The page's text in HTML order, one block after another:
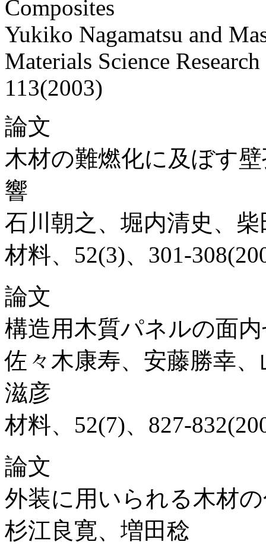
Composites
Yukiko Nagamatsu and
Materials Science
113(2003)
論文
木材の難燃化に及ぼす
響
石川朝之、堀内清史、
材料、52(3)、301-
論文
構造用木質パネルの面
佐々木康寿、安藤勝幸
滋彦
材料、52(7)、827-
論文
外装に用いられる木材
杉江良寛、増田稔